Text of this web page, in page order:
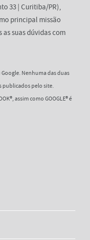
33 | Curitiba/PR),
principal missão
suas dúvidas com
Nenhuma das duas
publicados pelo site.
assim como GOOGLE® é